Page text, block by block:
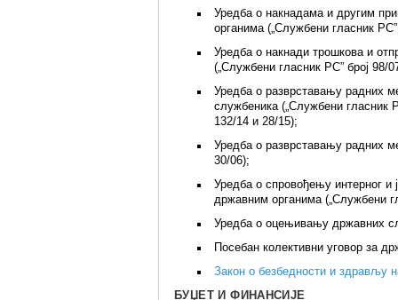
Уредба о накнадама и другим
органима („Службени гласник
Уредба о накнади трошкова и
(„Службени гласник РС” број 98/
Уредба о разврставању радних
службеника („Службени гласник
132/14 и 28/15);
Уредба о разврставању радних
30/06);
Уредба о спровођењу интерног и
државним органима („Службени
Уредба о оцењивању државних
Посебан колективни уговор за
Закон о безбедности и здрављу
БУЏЕТ И ФИНАНСИЈЕ